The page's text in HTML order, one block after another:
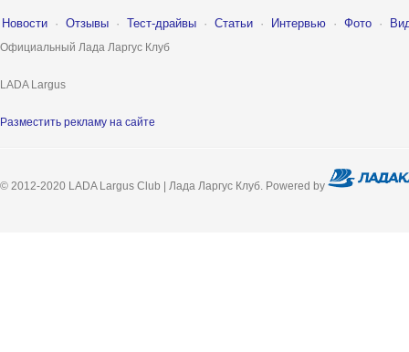
Новости · Отзывы · Тест-драйвы · Статьи · Интервью · Фото ·
Официальный Лада Ларгус Клуб
LADA Largus
Разместить рекламу на сайте
© 2012-2020 LADA Largus Club | Лада Ларгус Клуб. Powered by